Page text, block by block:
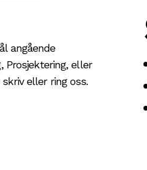
angående
Prosjektering, eller
skriv eller ring oss.